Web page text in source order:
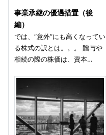
事業承継の優遇措置（後
編）
では、“意外”にも高くなってい
る株式の訳とは。。。 贈与や
相続の際の株価は、資本…